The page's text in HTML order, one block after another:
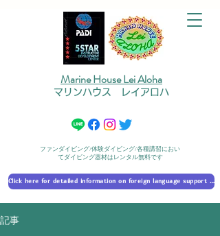
Marine House Lei Aloha
マリンハウス レイアロハ
ファンダイビング/体験ダイビング/各種講習におい
てダイビング器材はレンタル無料です
Click here for detailed information on foreign language support 外国語対応の詳細に​ついて
記事